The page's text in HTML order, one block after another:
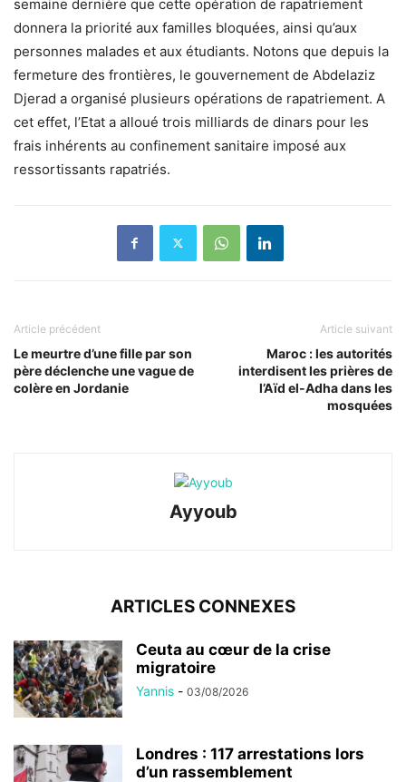
semaine dernière que cette opération de rapatriement
donnera la priorité aux familles bloquées, ainsi qu’aux
personnes malades et aux étudiants. Notons que depuis la
fermeture des frontières, le gouvernement de Abdelaziz
Djerad a organisé plusieurs opérations de rapatriement. A
cet effet, l’Etat a alloué trois milliards de dinars pour les
frais inhérents au confinement sanitaire imposé aux
ressortissants rapatriés.
Article précédent
Le meurtre d’une fille par son
père déclenche une vague de
colère en Jordanie
Article suivant
Maroc : les autorités
interdisent les prières de
l’Aïd el-Adha dans les
mosquées
Ayyoub
ARTICLES CONNEXES
Ceuta au cœur de la crise
migratoire
Yannis - 03/08/2026
Londres : 117 arrestations lors
d’un rassemblement